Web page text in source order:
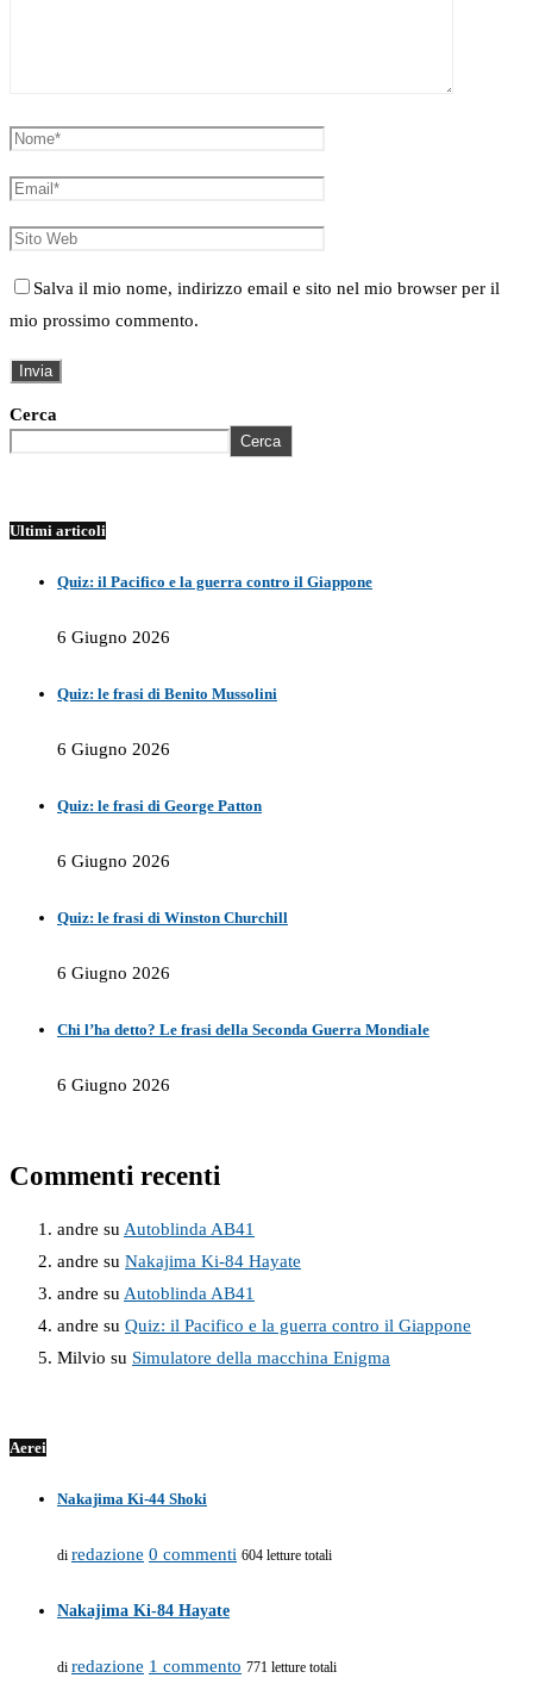
Salva il mio nome, indirizzo email e sito nel mio browser per il
mio prossimo commento.
Cerca
Cerca
Ultimi articoli
Quiz: il Pacifico e la guerra contro il Giappone
6 Giugno 2026
Quiz: le frasi di Benito Mussolini
6 Giugno 2026
Quiz: le frasi di George Patton
6 Giugno 2026
Quiz: le frasi di Winston Churchill
6 Giugno 2026
Chi l’ha detto? Le frasi della Seconda Guerra Mondiale
6 Giugno 2026
Commenti recenti
andre su Autoblinda AB41
andre su Nakajima Ki-84 Hayate
andre su Autoblinda AB41
andre su Quiz: il Pacifico e la guerra contro il Giappone
Milvio su Simulatore della macchina Enigma
Aerei
Nakajima Ki-44 Shoki
di redazione 0 commenti 604 letture totali
Nakajima Ki-84 Hayate
di redazione 1 commento 771 letture totali